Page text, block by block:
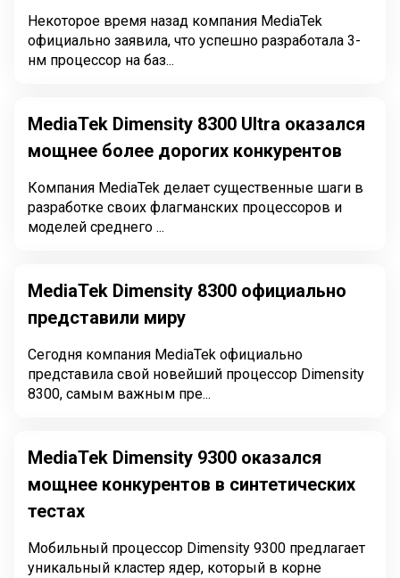
Некоторое время назад компания MediaTek
официально заявила, что успешно разработала 3-
нм процессор на баз...
MediaTek Dimensity 8300 Ultra оказался
мощнее более дорогих конкурентов
Компания MediaTek делает существенные шаги в
разработке своих флагманских процессоров и
моделей среднего ...
MediaTek Dimensity 8300 официально
представили миру
Сегодня компания MediaTek официально
представила свой новейший процессор Dimensity
8300, самым важным пре...
MediaTek Dimensity 9300 оказался
мощнее конкурентов в синтетических
тестах
Мобильный процессор Dimensity 9300 предлагает
уникальный кластер ядер, который в корне